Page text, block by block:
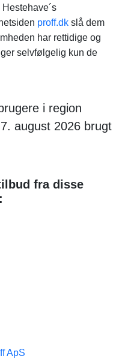
proff.dk slå dem
har rettidige og
selvfølgelig kun de
i region
august 2026 brugt
fra disse
ApS